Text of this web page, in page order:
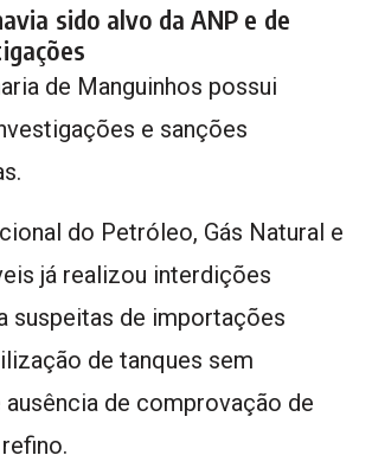
sido alvo da ANP e de
de Manguinhos possui
e sanções
do Petróleo, Gás Natural e
já realizou interdições
suspeitas de importações
de tanques sem
de comprovação de